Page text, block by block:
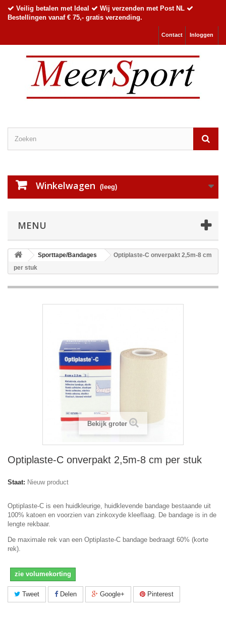
Veilig betalen met Ideal
Wij verzenden met Post NL
Bestellingen vanaf € 75,- gratis verzending.
Inloggen
Contact
Winkelwagen (leeg)
MENU
Sporttape/Bandages
Optiplaste-C onverpakt 2,5m-8 cm
per stuk
Bekijk groter
Optiplaste-C onverpakt 2,5m-8 cm per stuk
Staat: Nieuw product
Optiplaste-C is een huidkleurige, huidklevende bandage bestaande uit
100% katoen en voorzien van zinkoxyde kleeflaag. De bandage is in de
lengte rekbaar.
De maximale rek van een Optiplaste-C bandage bedraagt 60% (korte
rek).
zie volumekorting
Tweet Delen Google+ Pinterest